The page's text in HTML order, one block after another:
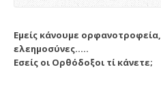
Εμείς κάνουμε
ελεημοσύνες…..
Εσείς οι Ορθόδοξοι τί κάνετε;